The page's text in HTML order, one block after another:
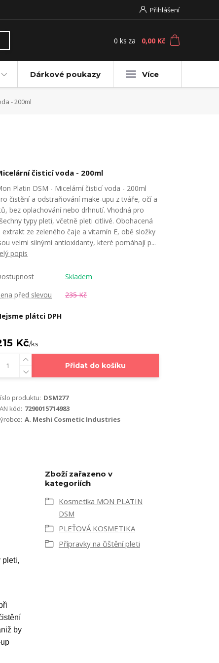
Přihlášení
0 ks za 0,00 Kč
Dárkové poukazy Více
- 200ml
čisticí voda - 200ml
Platin DSM - Micelární čisticí voda - 200ml
čistění a odstraňování make-upu z tváře, očí a
bez oplachování nebo drhnutí. Vhodná pro
typy pleti, včetně pleti citlivé. Obohacená
extrakt ze zeleného čaje a vitamín E, obě složky
velmi silnými antioxidanty, které pomáhají p...
popis
Skladem
před slevou
235 Kč
plátci DPH
Kč/ks
Přidat do košíku
produktu: DSM277
kód: 7290015714983
A. Meshi Cosmetic Industries
pleti,
by
Zboží zařazeno v
kategoriích
Kosmetika MON PLATIN
DSM
PLEŤOVÁ KOSMETIKA
Přípravky na čištění pleti